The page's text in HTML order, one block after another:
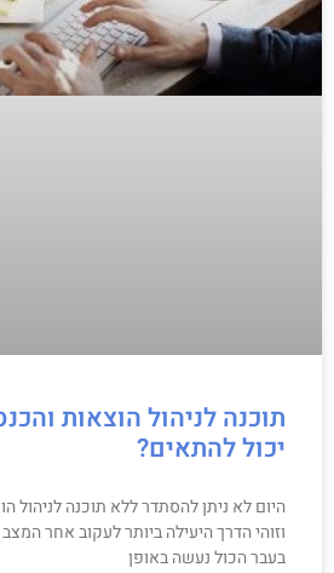
תוכנה לניהול הוצאות
יכול להתאים?
היום לא ניתן להסתדר ללא תוכנה לניהול
וזוהי הדרך היעילה ביותר לעקוב אחר
בעבר הכול נעשה באופן